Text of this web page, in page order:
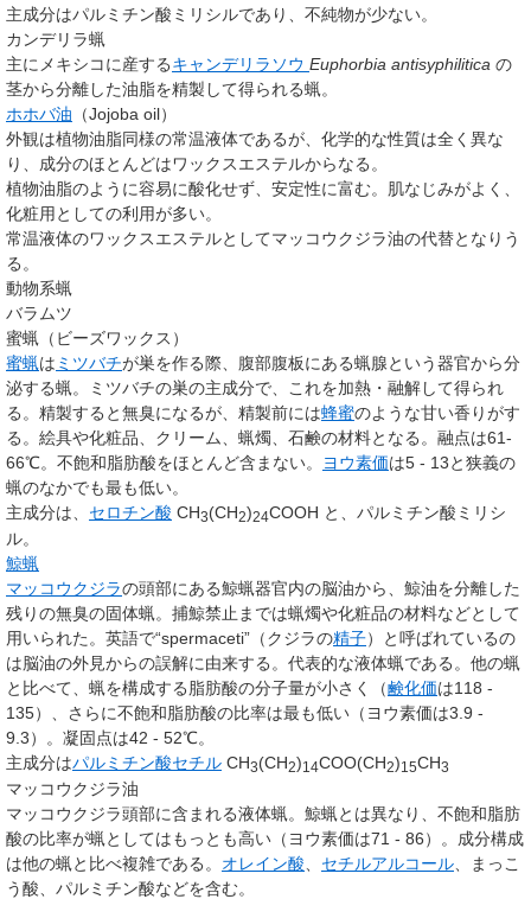
主成分はパルミチン酸ミリシルであり、不純物が少ない。
カンデリラ蝋
主にメキシコに産するキャンデリラソウ Euphorbia antisyphilitica の
茎から分離した油脂を精製して得られる蝋。
ホホバ油 （Jojoba oil）
外観は植物油脂同様の常温液体であるが、化学的な性質は全く異な
り、成分のほとんどはワックスエステルからなる。
植物油脂のように容易に酸化せず、安定性に富む。肌なじみがよく、
化粧用としての利用が多い。
常温液体のワックスエステルとしてマッコウクジラ油の代替となりう
る。
動物系蝋
バラムツ
蜜蝋（ビーズワックス）
蜜蝋は ミツバチが巣を作る際、腹部腹板にある蝋腺という器官から分
泌する蝋。ミツバチの巣の主成分で、これを加熱・融解して得られ
る。精製すると無臭になるが、精製前には蜂蜜のような甘い香りがす
る。絵具や化粧品、クリーム、蝋燭、石鹸の材料となる。融点は61-
66℃。不飽和脂肪酸をほとんど含まない。
ヨウ素価は5 - 13と狭義の
蝋のなかでも最も低い。
主成分は、 セロチン酸 CH3(CH2)24COOH と、パルミチン酸ミリシ
ル。
鯨蝋
マッコウクジラの頭部にある鯨蝋器官内の脳油から、鯨油を分離した
残りの無臭の固体蝋。捕鯨禁止までは蝋燭や化粧品の材料などとして
用いられた。英語で“spermaceti”（クジラの精子）と呼ばれているの
は脳油の外見からの誤解に由来する。代表的な液体蝋である。他の蝋
と比べて、蝋を構成する脂肪酸の分子量が小さく（鹸化価は118 -
135）、さらに不飽和脂肪酸の比率は最も低い（ヨウ素価は3.9 -
9.3）。凝固点は42 - 52℃。
主成分はパルミチン酸セチル CH3(CH2)14COO(CH2)15CH3
マッコウクジラ油
マッコウクジラ頭部に含まれる液体蝋。鯨蝋とは異なり、不飽和脂肪
酸の比率が蝋としてはもっとも高い（ヨウ素価は71 - 86）。成分構成
は他の蝋と比べ複雑である。 オレイン酸 セチルアルコール 、まっこ
う酸、パルミチン酸などを含む。